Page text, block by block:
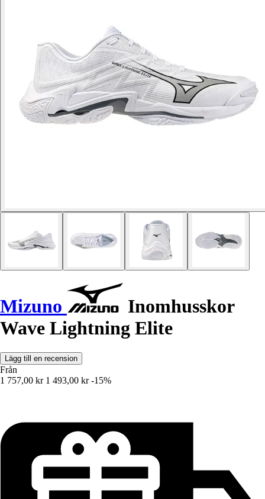
Mizuno
Inomhusskor
Wave Lightning Elite
Lägg till en recension
Från
1 757,00 kr 1 493,00 kr -15%